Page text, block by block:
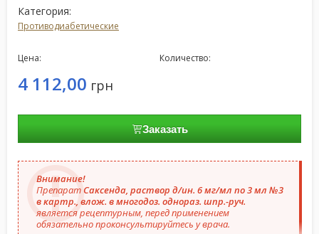
Категория:
Противодиабетические
Цена:
4 112,00 грн
Количество:
Заказать
Внимание!
ПрепаратСаксенда, раствор д/ин. 6 мг/мл по 3 мл №3
в картр., влож. в многодоз. однораз. шпр.-руч.
является рецептурным, перед применением
обязательно проконсультируйтесь у врача.